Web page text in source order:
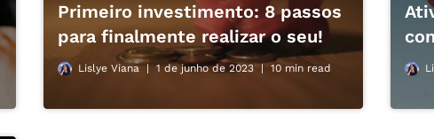
Primeiro investimento: 8 passos
para finalmente realizar o seu!
Lislye Viana 1 de junho de 2023 10 min read